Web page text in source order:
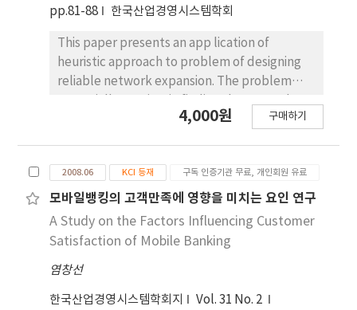
pp.81-88
한국산업경영시스템학회
This paper presents an app lication of
heuristic approach to problem of designing
reliable network expansion. The problem
topology that satisfies given set of reliability
4,000원 구매하기
2008.06 KCI 등재 구독 인증기관 무료, 개인회원 유료
모바일뱅킹의 고객만족에 영향을 미치는 요인 연구
A Study on the Factors Influencing Customer
Satisfaction of Mobile Banking
염창선
한국산업경영시스템학회지 Vol. 31 No. 2